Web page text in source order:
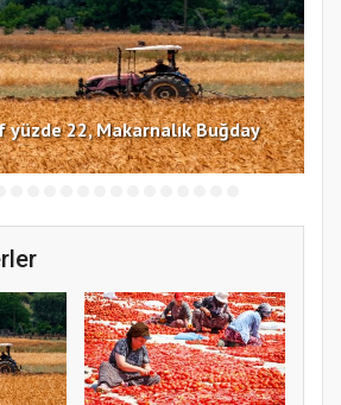
yüzde 22, Makarnalık Buğday